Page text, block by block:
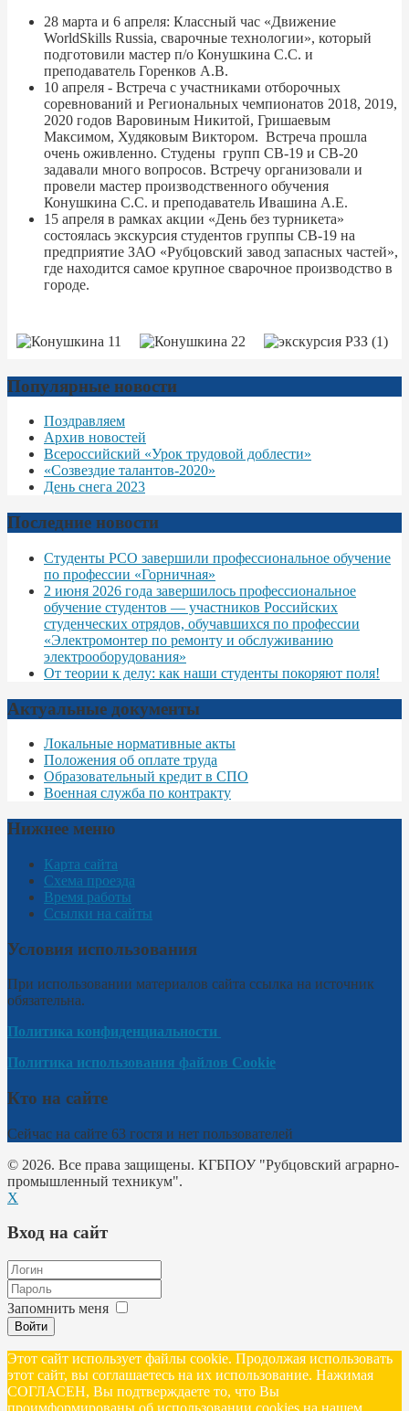
28 марта и 6 апреля: Классный час «Движение
WorldSkills Russia, сварочные технологии», который
подготовили мастер п/о Конушкина С.С. и
преподаватель Горенков А.В.
10 апреля - Встреча с участниками отборочных
соревнований и Региональных чемпионатов 2018, 2019,
2020 годов Варовиным Никитой, Гришаевым
Максимом, Худяковым Виктором. Встреча прошла
очень оживленно. Студены групп СВ-19 и СВ-20
задавали много вопросов. Встречу организовали и
провели мастер производственного обучения
Конушкина С.С. и преподаватель Ивашина А.Е.
15 апреля в рамках акции «День без турникета»
состоялась экскурсия студентов группы СВ-19 на
предприятие ЗАО «Рубцовский завод запасных частей»,
где находится самое крупное сварочное производство в
городе.
Популярные новости
Поздравляем
Архив новостей
Всероссийский «Урок трудовой доблести»
«Созвездие талантов-2020»
День снега 2023
Последние новости
Студенты РСО завершили профессиональное обучение
по профессии «Горничная»
2 июня 2026 года завершилось профессиональное
обучение студентов — участников Российских
студенческих отрядов, обучавшихся по профессии
«Электромонтер по ремонту и обслуживанию
электрооборудования»
От теории к делу: как наши студенты покоряют поля!
Актуальные документы
Локальные нормативные акты
Положения об оплате труда
Образовательный кредит в СПО
Военная служба по контракту
Нижнее меню
Карта сайта
Схема проезда
Время работы
Ссылки на сайты
Условия использования
При использовании материалов сайта ссылка на источник
обязательна.
Политика конфиденциальности
Политика использования файлов Cookie
Кто на сайте
Сейчас на сайте 63 гостя и нет пользователей
© 2026. Все права защищены. КГБПОУ "Рубцовский аграрно-
промышленный техникум".
X
Вход на сайт
Запомнить меня
Войти
Этот сайт использует файлы cookie. Продолжая использовать
этот сайт, вы соглашаетесь на их использование. Нажимая
СОГЛАСЕН, Вы подтверждаете то, что Вы
проимформированы об использовании cookies на нашем